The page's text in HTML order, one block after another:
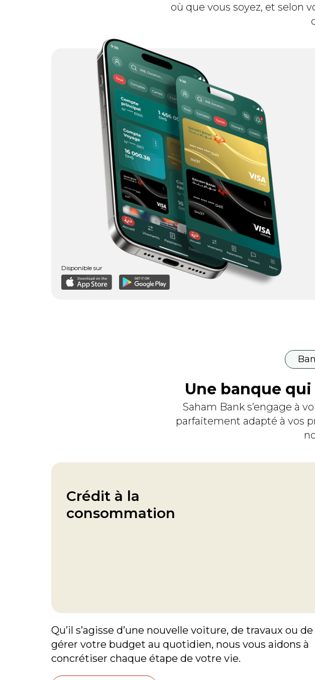
où que vous soyez, et selon
Disponible sur
Une banque
Saham Bank s’engage à
parfaitement adapté à vos
Crédit à la
consommation
Qu’il s’agisse d’une nouvelle voiture, de travaux ou de
gérer votre budget au quotidien, nous vous aidons à
concrétiser chaque étape de votre vie.